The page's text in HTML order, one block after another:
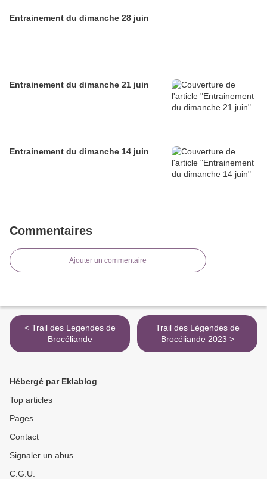
Entrainement du dimanche 28 juin
Entrainement du dimanche 21 juin
Entrainement du dimanche 14 juin
Commentaires
Ajouter un commentaire
< Trail des Legendes de
Brocéliande
Trail des Légendes de
Brocéliande 2023 >
Hébergé par Eklablog
Top articles
Pages
Contact
Signaler un abus
C.G.U.